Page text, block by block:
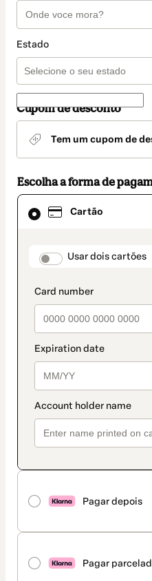
Estado
Cupom de desconto
Tem um cupom de
Escolha a forma de
Cartão
Usar dois cartões
Pagar depois
Pagar
Cartão
selecionado
pagamento